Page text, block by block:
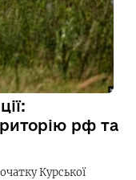
рф та
Курської